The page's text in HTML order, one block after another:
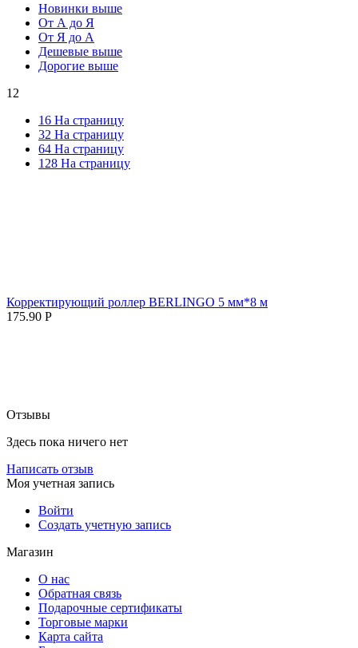
Новинки выше
От А до Я
От Я до А
Дешевые выше
Дорогие выше
12
16 На страницу
32 На страницу
64 На страницу
128 На страницу
Корректирующий роллер BERLINGO 5 мм*8 м
175.90 Р
Отзывы
Здесь пока ничего нет
Написать отзыв
Моя учетная запись
Войти
Создать учетную запись
Магазин
О нас
Обратная связь
Подарочные сертификаты
Торговые марки
Карта сайта